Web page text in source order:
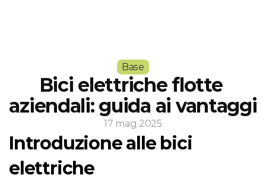
HOME
AZIENDE
HOTEL
NOLEGGIATORI
BANDI & BLOGSOSTENIBILITÀSALUTE
Base
Bici elettriche flotte
aziendali: guida ai vantaggi
17 mag 2025
Introduzione alle bici
elettriche